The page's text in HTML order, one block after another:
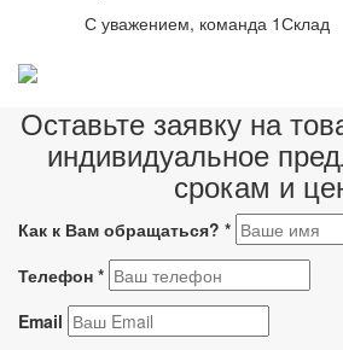
С уважением, команда 1Склад
Оставьте заявку на
индивидуальное
срокам и
Как к Вам обращаться? *
Телефон *
Email